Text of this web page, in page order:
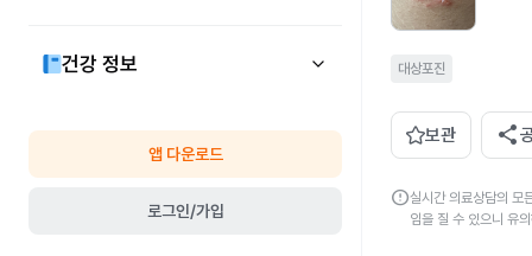
건강 정보
앱 다운로드
로그인/가입
대상포진
보관 share
error실시간 의료상담의 모
임을 질 수 있으니 유